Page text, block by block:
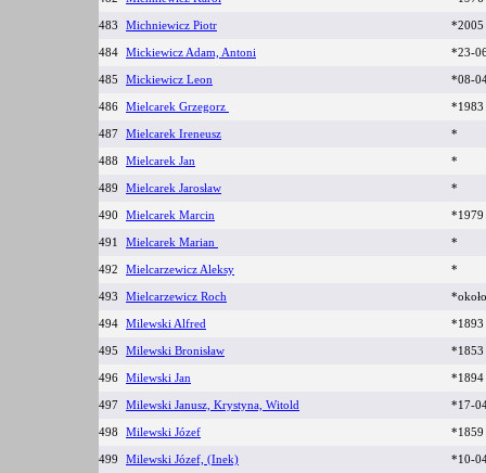
483 Michniewicz Piotr *2005
484 Mickiewicz Adam, Antoni *23-
485 Mickiewicz Leon *08-
486 Mielcarek Grzegorz *1983
487 Mielcarek Ireneusz *
488 Mielcarek Jan *
489 Mielcarek Jarosław *
490 Mielcarek Marcin *1979
491 Mielcarek Marian *
492 Mielcarzewicz Aleksy *
493 Mielcarzewicz Roch
494 Milewski Alfred *1893
495 Milewski Bronisław *1853
496 Milewski Jan *1894
497 Milewski Janusz, Krystyna, Witold *17-
498 Milewski Józef *1859
499 Milewski Józef, (Inek) *10-